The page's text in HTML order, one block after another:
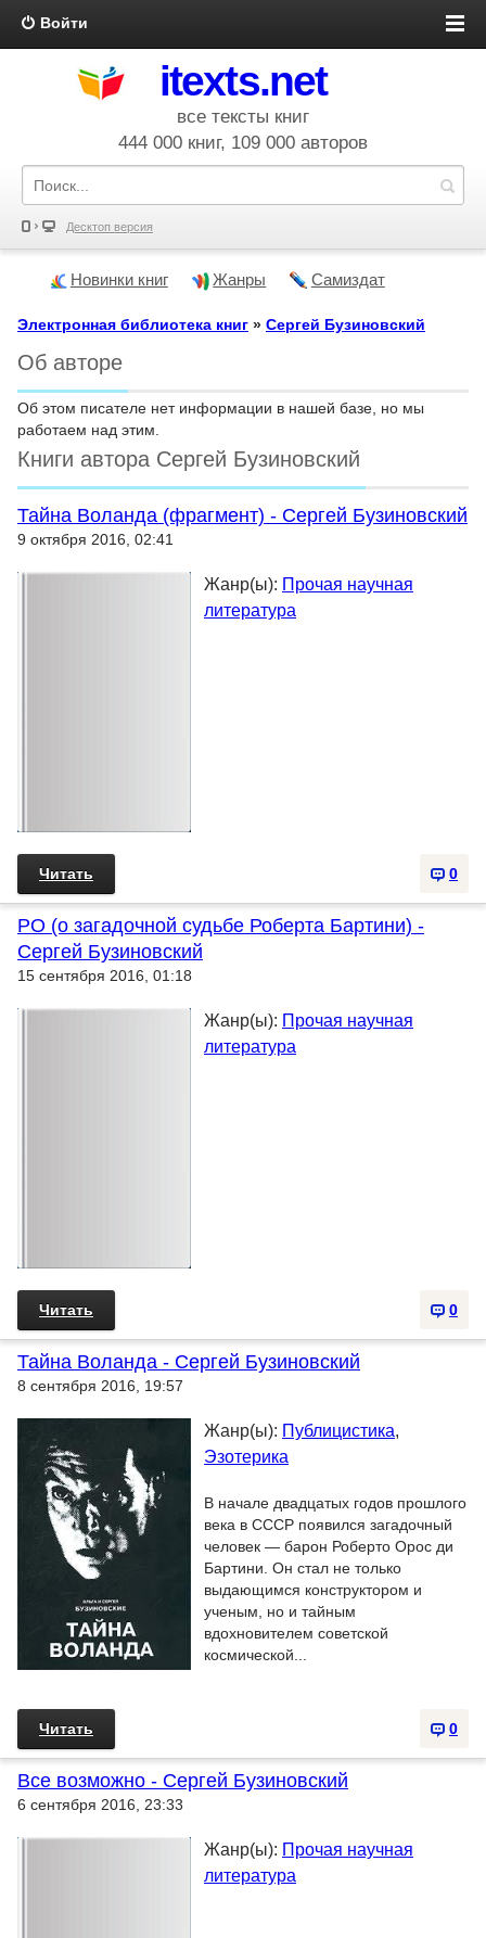
Войти
itexts.net
все тексты книг
444 000 книг, 109 000 авторов
Десктоп версия
Новинки книг Жанры Самиздат
Электронная библиотека книг » Сергей Бузиновский
Об авторе
Об этом писателе нет информации в нашей базе, но мы
работаем над этим.
Книги автора Сергей Бузиновский
Тайна Воланда (фрагмент) - Сергей Бузиновский
9 октября 2016, 02:41
Жанр(ы): Прочая научная
литература
0
Читать
РО (о загадочной судьбе Роберта Бартини) -
Сергей Бузиновский
15 сентября 2016, 01:18
Жанр(ы): Прочая научная
литература
0
Читать
Тайна Воланда - Сергей Бузиновский
8 сентября 2016, 19:57
Жанр(ы): Публицистика,
Эзотерика
В начале двадцатых годов прошлого
века в СССР появился загадочный
человек — барон Роберто Орос ди
Бартини. Он стал не только
выдающимся конструктором и
ученым, но и тайным
вдохновителем советской
космической...
0
Читать
Все возможно - Сергей Бузиновский
6 сентября 2016, 23:33
Жанр(ы): Прочая научная
литература